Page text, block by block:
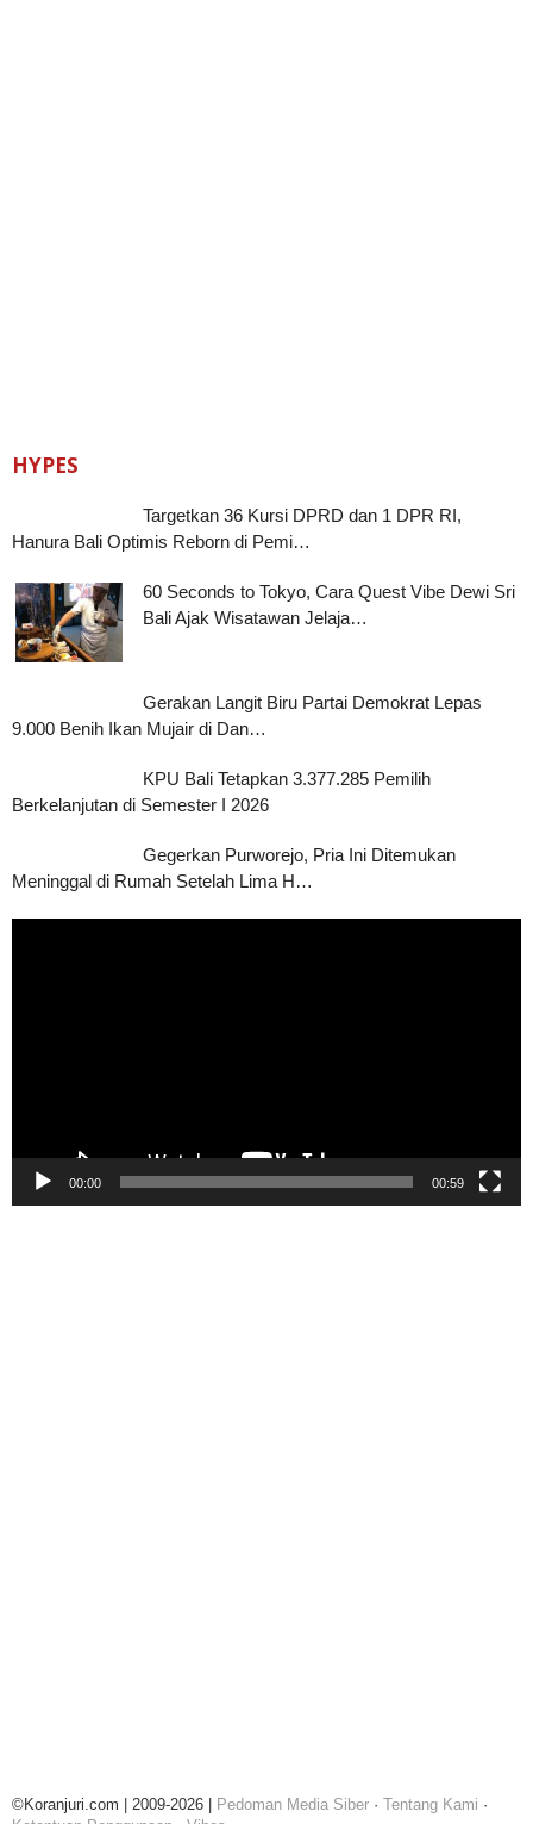
HYPES
Targetkan 36 Kursi DPRD dan 1 DPR RI,
Hanura Bali Optimis Reborn di Pemi…
60 Seconds to Tokyo, Cara Quest Vibe Dewi Sri
Bali Ajak Wisatawan Jelaja…
Gerakan Langit Biru Partai Demokrat Lepas
9.000 Benih Ikan Mujair di Dan…
KPU Bali Tetapkan 3.377.285 Pemilih
Berkelanjutan di Semester I 2026
Gegerkan Purworejo, Pria Ini Ditemukan
Meninggal di Rumah Setelah Lima H…
00:00 00:59
©Koranjuri.com | 2009-2026 | Pedoman Media Siber · Tentang Kami ·